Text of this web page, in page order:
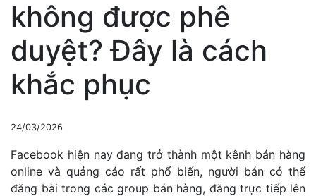
không được phê
duyệt? Đây là cách
khắc phục
24/03/2026
Facebook hiện nay đang trở thành một kênh bán hàng
online và quảng cáo rất phổ biến, người bán có thể
đăng bài trong các group bán hàng, đăng trực tiếp lên